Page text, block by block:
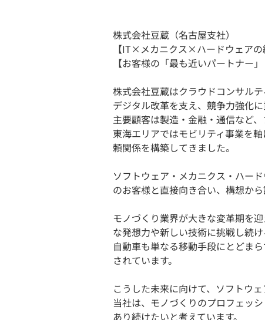
株式会社豆蔵（名古屋支社）
【IT×メカニクス×ハードウェアの
【お客様の「最も近いパートナー」
株式会社豆蔵はクラウドコンサル
デジタル改革を支え、競争力強化に
主要顧客は製造・金融・通信など
東海エリアではモビリティ事業を
頼関係を構築してきました。
ソフトウェア・メカニクス・ハー
のお客様と直接向き合い、構想か
モノづくり業界が大きな変革期を
な発想力や新しい技術に挑戦し続け
自動車も単なる移動手段にとどま
されています。
こうした未来に向けて、ソフトウ
当社は、モノづくりのプロフェッ
あり続けたいと考えています。